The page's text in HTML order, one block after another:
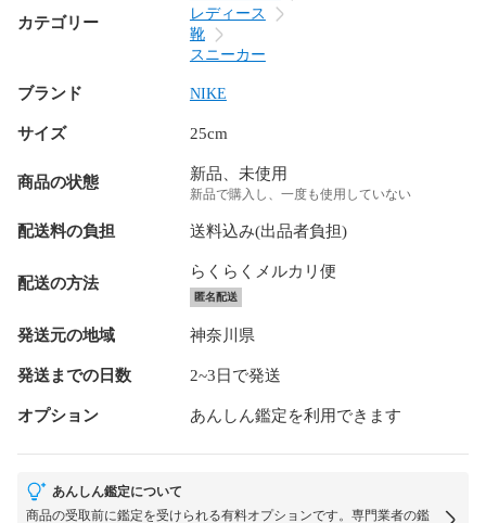
カテゴリー
レディース
靴
スニーカー
ブランド NIKE
サイズ 25cm
商品の状態 新品、未使用
新品で購入し、一度も使用していない
配送料の負担 送料込み(出品者負担)
配送の方法
らくらくメルカリ便
匿名配送
発送元の地域 神奈川県
発送までの日数 2~3日で発送
オプション あんしん鑑定を利用できます
あんしん鑑定について
商品の受取前に鑑定を受けられる有料オプションです。専門業者の鑑